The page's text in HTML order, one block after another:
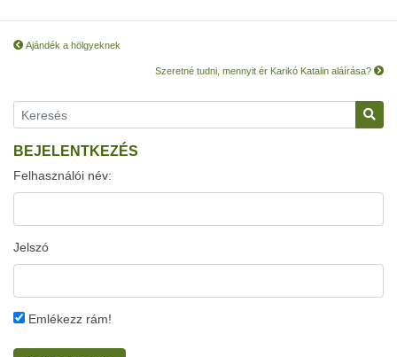
Ajándék a hölgyeknek
Szeretné tudni, mennyit ér Karikó Katalin aláírása?
BEJELENTKEZÉS
Felhasználói név:
Jelszó
Emlékezz rám!